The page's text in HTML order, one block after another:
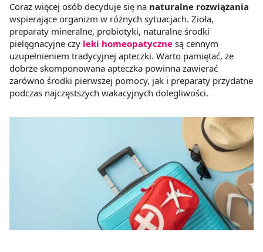
Coraz więcej osób decyduje się na naturalne rozwiązania
wspierające organizm w różnych sytuacjach. Zioła,
preparaty mineralne, probiotyki, naturalne środki
pielęgnacyjne czy leki homeopatyczne są cennym
uzupełnieniem tradycyjnej apteczki. Warto pamiętać, że
dobrze skomponowana apteczka powinna zawierać
zarówno środki pierwszej pomocy, jak i preparaty przydatne
podczas najczęstszych wakacyjnych dolegliwości.